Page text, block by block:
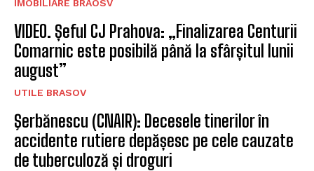
IMOBILIARE BRAOSV
VIDEO. Șeful CJ Prahova: „Finalizarea Centurii
Comarnic este posibilă până la sfârșitul lunii
august”
UTILE BRASOV
Şerbănescu (CNAIR): Decesele tinerilor în
accidente rutiere depășesc pe cele cauzate
de tuberculoză și droguri